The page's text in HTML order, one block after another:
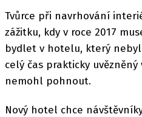
Tvůrce při navrhování
zážitku, kdy v roce 2017
bydlet v hotelu, který
celý čas prakticky
nemohl pohnout.
Nový hotel chce